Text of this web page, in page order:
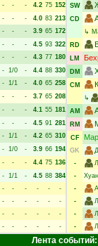
- - - 4.2 75 152
- - - 4.0 83 213
- - - 3.9 65 172
- - - 4.5 93 322
- - - 4.3 77 180
- 1/0 - 4.4 88 330
- 1/1 - 4.0 65 258
- - - 3.7 65 208
- - - 4.1 55 181
- - - 4.5 91 281
- 1/1 - 4.2 65 310
- 1/0 - 3.9 66 194
- - - 4.4 75 136
- 1/1 - 4.5 88 384
- - - - -
-
- - - - -
-
- - - - -
-
- - - - - -
SW
CD
↳
RD
LM
DM
CM
↳
AM
RM
CF
GK
-
-
-
-
-
-
Лента событий: